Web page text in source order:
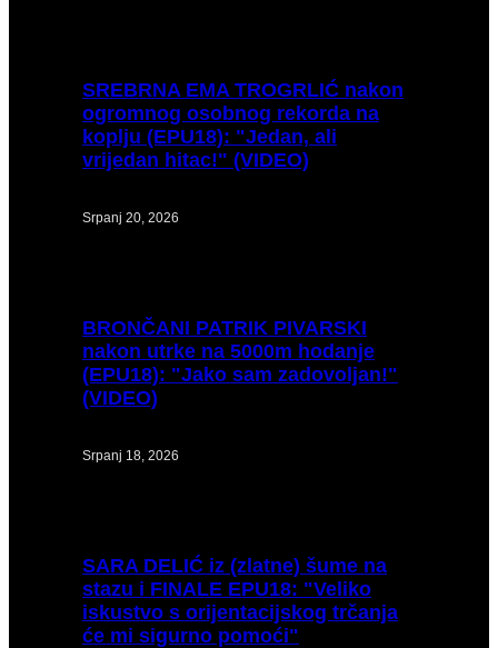
SREBRNA EMA TROGRLIĆ nakon
ogromnog osobnog rekorda na
koplju (EPU18): "Jedan, ali
vrijedan hitac!" (VIDEO)
Srpanj 20, 2026
BRONČANI PATRIK PIVARSKI
nakon utrke na 5000m hodanje
(EPU18): "Jako sam zadovoljan!"
(VIDEO)
Srpanj 18, 2026
SARA DELIĆ iz (zlatne) šume na
stazu i FINALE EPU18: "Veliko
iskustvo s orijentacijskog trčanja
će mi sigurno pomoći"